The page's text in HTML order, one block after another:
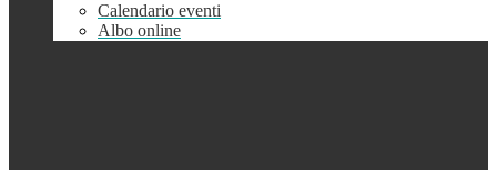
Calendario eventi
Albo online